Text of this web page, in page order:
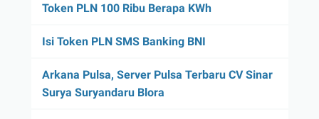
Token PLN 100 Ribu Berapa KWh
Isi Token PLN SMS Banking BNI
Arkana Pulsa, Server Pulsa Terbaru CV Sinar
Surya Suryandaru Blora